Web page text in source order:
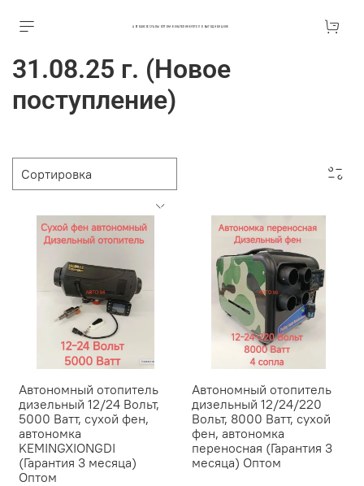
АВТОАКСЕССУАРЫ ОПТОМ В ЕКАТЕРИНБУРГЕ ПО ВЫГОДНОЙ ЦЕНЕ
31.08.25 г. (Новое
поступление)
Автономный отопитель
дизельный 12/24 Вольт,
5000 Ватт, сухой фен,
автономка
KEMINGXIONGDI
(Гарантия 3 месяца)
Оптом
Автономный отопитель
дизельный 12/24/220
Вольт, 8000 Ватт, сухой
фен, автономка
переносная (Гарантия 3
месяца) Оптом